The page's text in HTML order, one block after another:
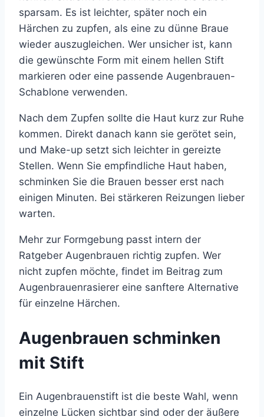
sparsam. Es ist leichter, später noch ein
Härchen zu zupfen, als eine zu dünne Braue
wieder auszugleichen. Wer unsicher ist, kann
die gewünschte Form mit einem hellen Stift
markieren oder eine passende Augenbrauen-
Schablone verwenden.
Nach dem Zupfen sollte die Haut kurz zur Ruhe
kommen. Direkt danach kann sie gerötet sein,
und Make-up setzt sich leichter in gereizte
Stellen. Wenn Sie empfindliche Haut haben,
schminken Sie die Brauen besser erst nach
einigen Minuten. Bei stärkeren Reizungen lieber
warten.
Mehr zur Formgebung passt intern der
Ratgeber Augenbrauen richtig zupfen. Wer
nicht zupfen möchte, findet im Beitrag zum
Augenbrauenrasierer eine sanftere Alternative
für einzelne Härchen.
Augenbrauen schminken
mit Stift
Ein Augenbrauenstift ist die beste Wahl, wenn
einzelne Lücken sichtbar sind oder der äußere